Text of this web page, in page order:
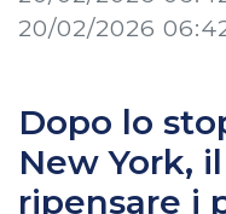
20/02/2026
Dopo lo
New York,
ripensare i